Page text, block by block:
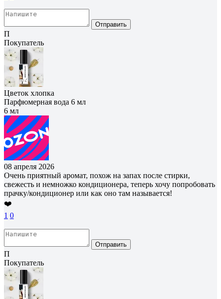
Отправить
П
Покупатель
Цветок хлопка
Парфюмерная вода 6 мл
6 мл
08 апреля 2026
Очень приятный аромат, похож на запах после стирки,
свежесть и немножко кондиционера, теперь хочу попробовать
прачку/кондиционер или как оно там называется!
❤️
1 0
Отправить
П
Покупатель